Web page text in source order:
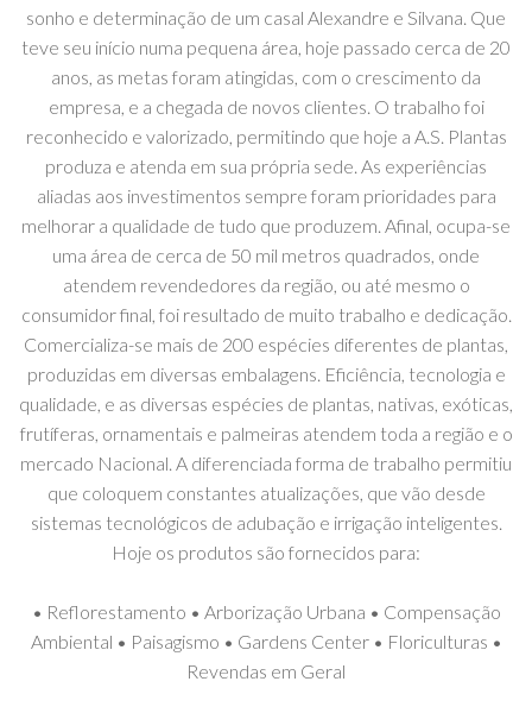
sonho e determinação de um casal Alexandre e Silvana. Que
teve seu início numa pequena área, hoje passado cerca de 20
anos, as metas foram atingidas, com o crescimento da
empresa, e a chegada de novos clientes. O trabalho foi
reconhecido e valorizado, permitindo que hoje a A.S. Plantas
produza e atenda em sua própria sede. As experiências
aliadas aos investimentos sempre foram prioridades para
melhorar a qualidade de tudo que produzem. Afinal, ocupa-se
uma área de cerca de 50 mil metros quadrados, onde
atendem revendedores da região, ou até mesmo o
consumidor final, foi resultado de muito trabalho e dedicação.
Comercializa-se mais de 200 espécies diferentes de plantas,
produzidas em diversas embalagens. Eficiência, tecnologia e
qualidade, e as diversas espécies de plantas, nativas, exóticas,
frutíferas, ornamentais e palmeiras atendem toda a região e o
mercado Nacional. A diferenciada forma de trabalho permitiu
que coloquem constantes atualizações, que vão desde
sistemas tecnológicos de adubação e irrigação inteligentes.
Hoje os produtos são fornecidos para:
• Reflorestamento • Arborização Urbana • Compensação
Ambiental • Paisagismo • Gardens Center • Floriculturas •
Revendas em Geral